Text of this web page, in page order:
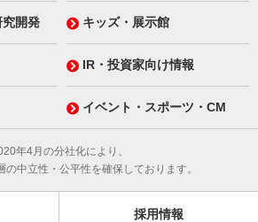
開発 キッズ・展示館
IR・投資家向け情報
イベント・スポーツ・CM
年4月の分社化により、
の中立性・公平性を確保しております。
採用情報